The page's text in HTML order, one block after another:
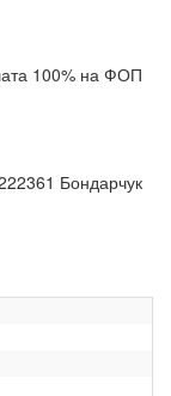
100% на ФОП
Бондарчук